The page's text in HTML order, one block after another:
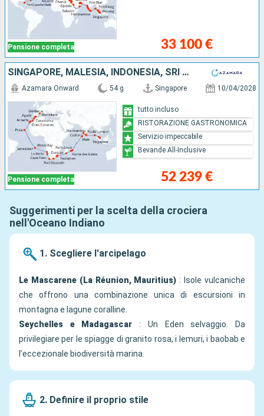
Pensione completa 33 100 €
SINGAPORE, MALESIA, INDONESIA, SRI LANKA, INDIA, MALDIVE, MAURITIUS, FRANCIA, MADAGASCAR, AFRICA DEL SUD, NAMIBIA, REGNO UNITO, CAPO VERDE, LANZAROTE, MAROCCO, GIBILTERRA, SPAGNA
Pensione completa
Azamara Onward 54 g Singapore 10/04/2028
52 239 €
tutto incluso
RISTORAZIONE GASTRONOMICA
Servizio impeccabile
Bevande All-Inclusive
Suggerimenti per la scelta della crociera
nell'Oceano Indiano
1. Scegliere l'arcipelago
Le Mascarene (La Réunion, Mauritius) : Isole vulcaniche
che offrono una combinazione unica di escursioni in
montagna e lagune coralline.
Seychelles e Madagascar : Un Eden selvaggio. Da
privilegiare per le spiagge di granito rosa, i lemuri, i baobab e
l’eccezionale biodiversità marina.
2. Definire il proprio stile